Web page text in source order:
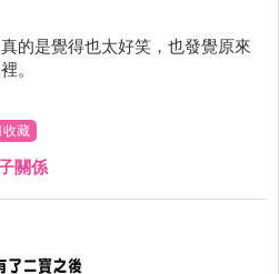
的是覺得也太好笑，也發覺原來
。
收藏
關係